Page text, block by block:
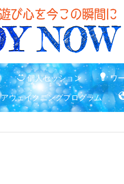
個人セッション ワ
アウェイクニングプログラム